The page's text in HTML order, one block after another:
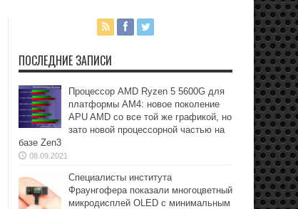
ПОСЛЕДНИЕ ЗАПИСИ
Процессор AMD Ryzen 5 5600G для
платформы АМ4: новое поколение
APU AMD со все той же графикой, но
зато новой процессорной частью на
базе Zen3
08.09.2021
Специалисты института
Фраунгофера показали многоцветный
микродисплей OLED с минимальным